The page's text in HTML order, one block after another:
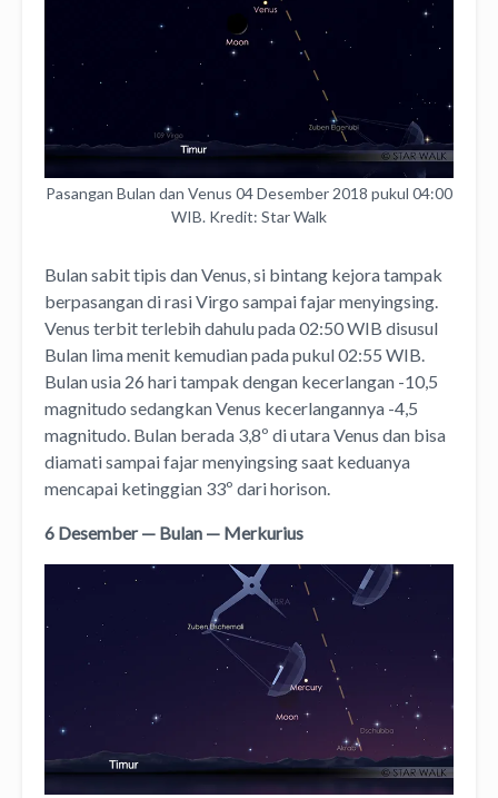
Pasangan Bulan dan Venus 04 Desember 2018 pukul 04:00
WIB. Kredit: Star Walk
Bulan sabit tipis dan Venus, si bintang kejora tampak
berpasangan di rasi Virgo sampai fajar menyingsing.
Venus terbit terlebih dahulu pada 02:50 WIB disusul
Bulan lima menit kemudian pada pukul 02:55 WIB.
Bulan usia 26 hari tampak dengan kecerlangan -10,5
magnitudo sedangkan Venus kecerlangannya -4,5
magnitudo. Bulan berada 3,8º di utara Venus dan bisa
diamati sampai fajar menyingsing saat keduanya
mencapai ketinggian 33º dari horison.
6 Desember — Bulan — Merkurius